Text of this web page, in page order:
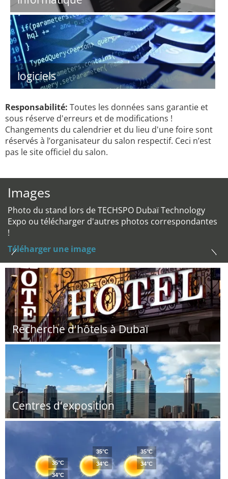
logiciels
Responsabilité: Toutes les données sans garantie et
sous réserve d'erreurs et de modifications !
Changements du calendrier et du lieu d'une foire sont
réservés à l’organisateur du salon respectif. Ceci n’est
pas le site officiel du salon.
Images
Photo du stand lors de TECHSPO Dubaï Technology
Expo ou télécharger d'autres photos correspondantes
!
Téléharger une image
Recherche d'hôtels à Dubaï
Centres d'exposition
35°C
34°C
35°C
34°C
35°C
34°C